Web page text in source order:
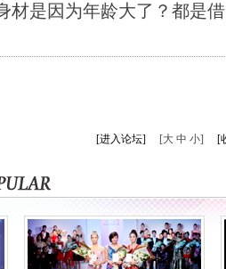
材是因为年龄大了？都是借
[进入论坛] [大 中 小] [